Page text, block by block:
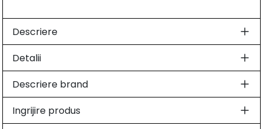
Descriere
Detalii
Descriere brand
Ingrijire produs